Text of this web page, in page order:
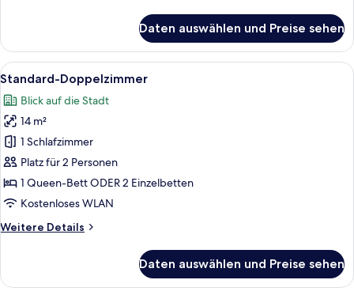
Doppelzimmer
Daten auswählen und Preise sehen
Alle
Fotos
für
Standard-
Doppelzimmer
anzeigen
Ein ordentlich bezogenes Bett mit
5
Standard-Doppelzimmer
Blick auf die Stadt
14 m²
1 Schlafzimmer
Platz für 2 Personen
1 Queen-Bett ODER 2 Einzelbetten
Kostenloses WLAN
Weitere Details
Weitere
Doppelzimmer
Daten auswählen und Preise sehen